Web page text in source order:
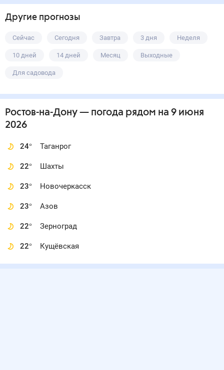
Другие прогнозы
Сейчас Сегодня Завтра 3 дня Неделя
10 дней 14 дней Месяц Выходные
Для садовода
Ростов-на-Дону— погода рядом на 9 июня
2026
24° Таганрог
22° Шахты
23° Новочеркасск
23° Азов
22° Зерноград
22° Кущёвская